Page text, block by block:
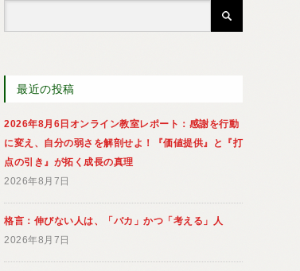
最近の投稿
2026年8月6日オンライン教室レポート：感謝を行動
に変え、自分の弱さを解剖せよ！『価値提供』と『打
点の引き』が拓く成長の真理
2026年8月7日
格言：伸びない人は、「バカ」かつ「考える」人
2026年8月7日